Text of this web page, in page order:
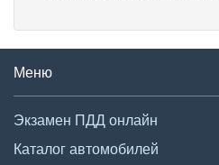
Меню
Экзамен ПДД онлайн
Каталог автомобилей